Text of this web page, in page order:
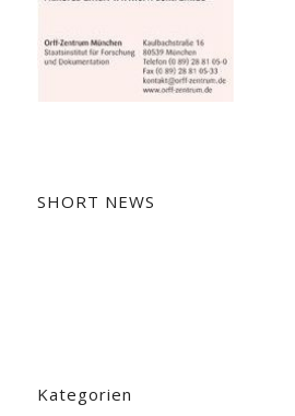
SHORT NEWS
Kategorien